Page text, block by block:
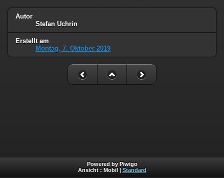
Autor
Stefan Uchrin
Erstellt am
Montag, 7. Oktober 2019
Powered by Piwigo
Ansicht : Mobil Standard